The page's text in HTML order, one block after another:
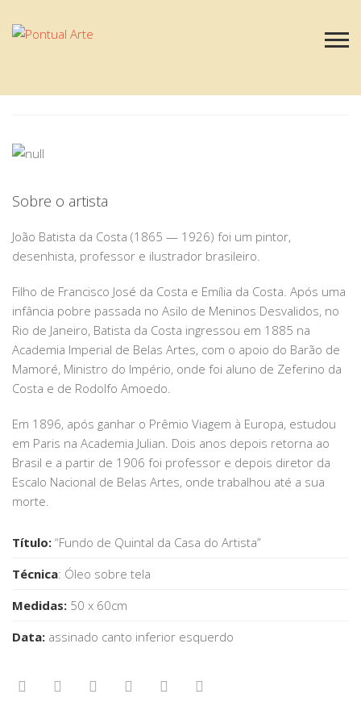
FUNDO DE QUINTAL
Sobre o artista
João Batista da Costa (1865 — 1926) foi um pintor,
desenhista, professor e ilustrador brasileiro.
Filho de Francisco José da Costa e Emília da Costa. Após uma
infância pobre passada no Asilo de Meninos Desvalidos, no
Rio de Janeiro, Batista da Costa ingressou em 1885 na
Academia Imperial de Belas Artes, com o apoio do Barão de
Mamoré, Ministro do Império, onde foi aluno de Zeferino da
Costa e de Rodolfo Amoedo.
Em 1896, após ganhar o Prêmio Viagem à Europa, estudou
em Paris na Academia Julian. Dois anos depois retorna ao
Brasil e a partir de 1906 foi professor e depois diretor da
Escalo Nacional de Belas Artes, onde trabalhou até a sua
morte.
Título: “Fundo de Quintal da Casa do Artista”
Técnica: Óleo sobre tela
Medidas: 50 x 60cm
Data: assinado canto inferior esquerdo